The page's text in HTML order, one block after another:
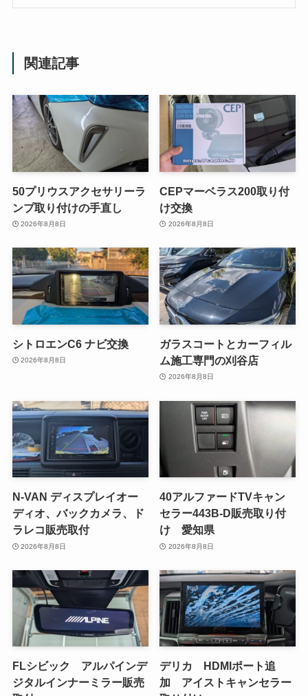
関連記事
50プリウスアクセサリーラ
ンプ取り付けの手直し
2026年8月8日
CEPマーベラス200取り付
け交換
2026年8月8日
シトロエンC6 ナビ交換
2026年8月8日
ガラスコートとカーフィル
ム施工専門の刈谷店
2026年8月8日
N-VAN ディスプレイオー
ディオ、バックカメラ、ド
ラレコ販売取付
2026年8月8日
40アルファードTVキャン
セラー443B-D販売取り付
け 愛知県
2026年8月8日
FLシビック アルパインデ
ジタルインナーミラー販売
デリカ HDMIポート追
加 アイストキャンセラー